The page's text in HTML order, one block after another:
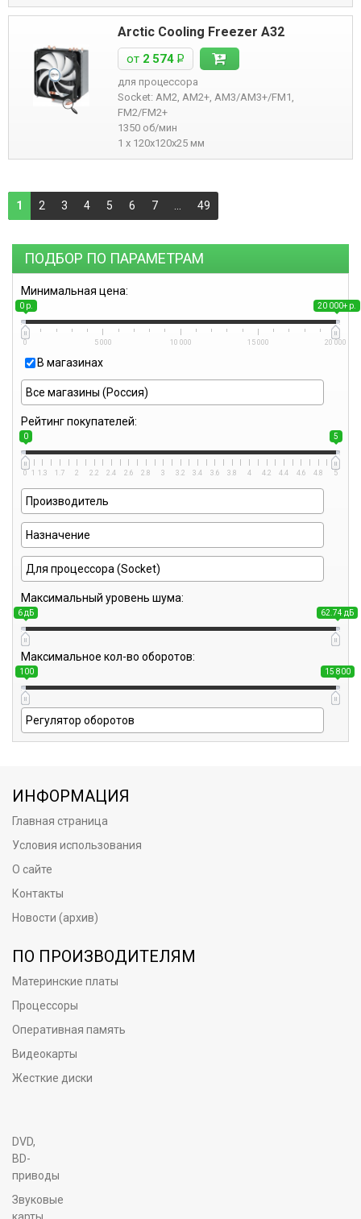
Arctic Cooling Freezer A32
от 2 574 Р
для процессора
Socket: AM2, AM2+, AM3/AM3+/FM1,
FM2/FM2+
1350 об/мин
1 x 120x120x25 мм
1 2 3 4 5 6 7 49
ПОДБОР ПО ПАРАМЕТРАМ
Минимальная цена:
0 р. 20 000+ р.
0 5 000 10 000 15 000 20 000
В магазинах
Рейтинг покупателей:
0 5
0 1 1.3 1.7 2 2.2 2.4 2.6 2.8 3 3.2 3.4 3.6 3.8 4 4.2 4.4 4.6 4.8 5
Максимальный уровень шума:
6 дБ 62.74 дБ
Максимальное кол-во оборотов:
100 15 800
ИНФОРМАЦИЯ
Главная страница
Условия использования
О сайте
Контакты
Новости (архив)
ПО ПРОИЗВОДИТЕЛЯМ
Материнские платы
Процессоры
Оперативная память
Видеокарты
Жесткие диски
DVD,
BD-
приводы
Звуковые